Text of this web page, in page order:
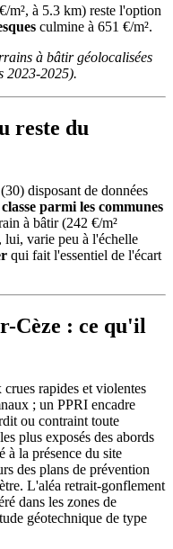
m², à 5.3 km) reste l'option
culmine à 651 €/m².
à bâtir géolocalisées
2023-2025).
reste du
disposant de données
parmi les communes
à bâtir (242 €/m²
lui, varie peu à l'échelle
qui fait l'essentiel de l'écart
Cèze : ce qu'il
rapides et violentes
; un PPRI encadre
ou contraint toute
plus exposés des abords
à la présence du site
des plans de prévention
L'aléa retrait-gonflement
dans les zones de
géotechnique de type